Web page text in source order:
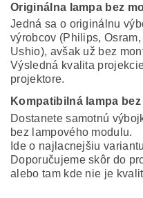
Originálna lampa bez
Jedná sa o originálnu
výrobcov (Philips,
Ushio), avšak už bez
Výsledná kvalita
projektore.
Kompatibilná lampa
Dostanete samotnú
bez lampového modulu.
Ide o najlacnejšiu
Doporučujeme skôr do
alebo tam kde nie je